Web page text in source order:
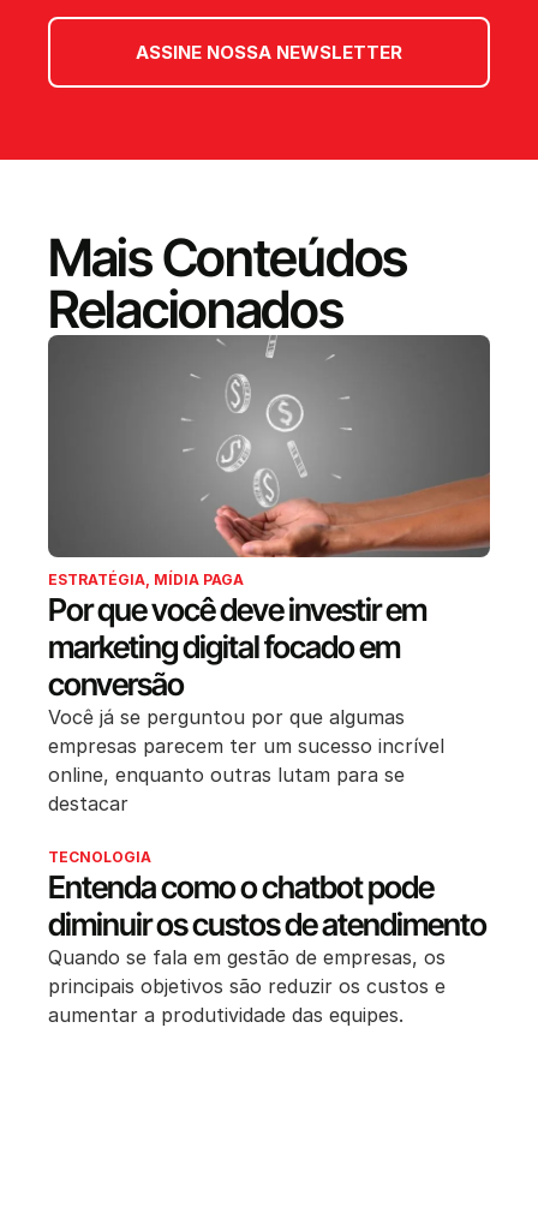
ASSINE NOSSA NEWSLETTER
Mais Conteúdos
Relacionados
ESTRATÉGIA, MÍDIA PAGA
Por que você deve investir em
marketing digital focado em
conversão
Você já se perguntou por que algumas
empresas parecem ter um sucesso incrível
online, enquanto outras lutam para se
destacar
TECNOLOGIA
Entenda como o chatbot pode
diminuir os custos de atendimento
Quando se fala em gestão de empresas, os
principais objetivos são reduzir os custos e
aumentar a produtividade das equipes.